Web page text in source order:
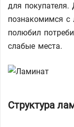
для
познакомимся с
полюбил
слабые места.
Структура